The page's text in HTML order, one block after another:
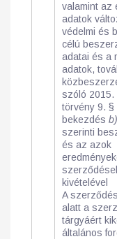
valamint az
adatok
védelmi és
célú
adatai és a
adatok,
szóló 2015.
törvény 9. §
bekezdés b)
szerinti
és az azok
kivételével
A
alatt a
tárgyáért
általános